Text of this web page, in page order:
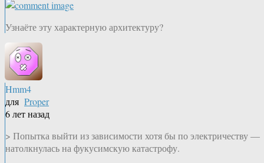
Узнаёте эту характерную архитектуру?
Hmm4
для Proper
6 лет назад
> Попытка выйти из зависимости хотя бы по электричеству —
натолкнулась на фукусимскую катастрофу.